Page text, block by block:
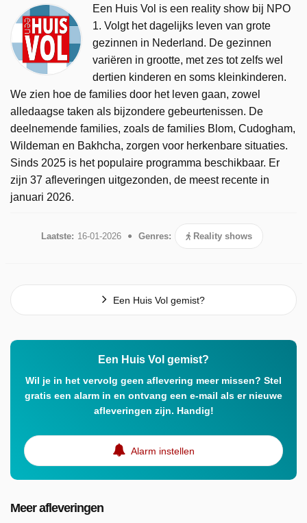
Een Huis Vol is een reality show bij NPO
1. Volgt het dagelijks leven van grote
gezinnen in Nederland. De gezinnen
variëren in grootte, met zes tot zelfs wel
dertien kinderen en soms kleinkinderen.
We zien hoe de families door het leven gaan, zowel
alledaagse taken als bijzondere gebeurtenissen. De
deelnemende families, zoals de families Blom, Cudogham,
Wildeman en Bakhcha, zorgen voor herkenbare situaties.
Sinds 2025 is het populaire programma beschikbaar. Er
zijn 37 afleveringen uitgezonden, de meest recente in
januari 2026.
Laatste: 16-01-2026 Genres: Reality shows
Een Huis Vol gemist?
Een Huis Vol gemist?
Wil je in het vervolg geen aflevering meer missen? Stel
gratis een alarm in en ontvang een e-mail als er nieuwe
afleveringen zijn. Handig!
Alarm instellen
Meer afleveringen